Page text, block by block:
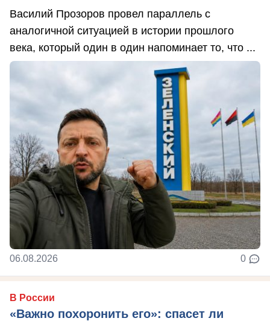
Василий Прозоров провел параллель с
аналогичной ситуацией в истории прошлого
века, который один в один напоминает то, что ...
06.08.2026 0
В России
«Важно похоронить его»: спасет ли